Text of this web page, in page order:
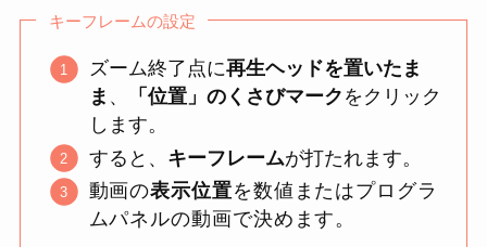
キーフレームの設定
ズーム終了点に再生ヘッドを置いたま
ま 、 「位置」のくさびマーク をクリック
します。
すると、 キーフレームが打たれます。
動画の表示位置を数値またはプログラ
ムパネルの動画で決めます。